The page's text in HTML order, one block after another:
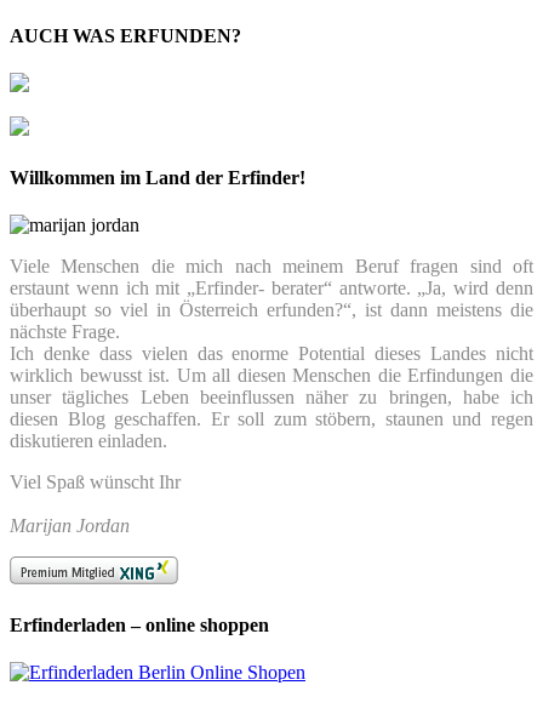
AUCH WAS ERFUNDEN?
Willkommen im Land der Erfinder!
Viele Menschen die mich nach meinem Beruf fragen sind oft
erstaunt wenn ich mit „Erfinder- berater“ antworte. „Ja, wird denn
überhaupt so viel in Österreich erfunden?“, ist dann meistens die
nächste Frage.
Ich denke dass vielen das enorme Potential dieses Landes nicht
wirklich bewusst ist. Um all diesen Menschen die Erfindungen die
unser tägliches Leben beeinflussen näher zu bringen, habe ich
diesen Blog geschaffen. Er soll zum stöbern, staunen und regen
diskutieren einladen.
Viel Spaß wünscht Ihr
Marijan Jordan
Erfinderladen – online shoppen